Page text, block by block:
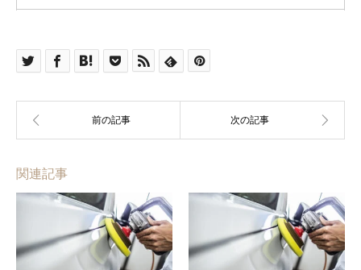
関連記事